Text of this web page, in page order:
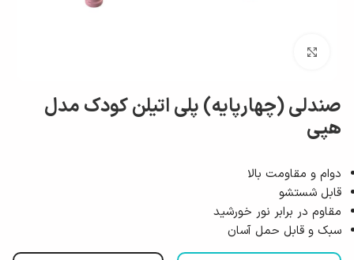
صندلی (چهارپایه) پلی اتیلن کودک مدل
هپی
دوام و مقاومت بالا
قابل شستشو
مقاوم در برابر نور خورشید
سبک و قابل حمل آسان